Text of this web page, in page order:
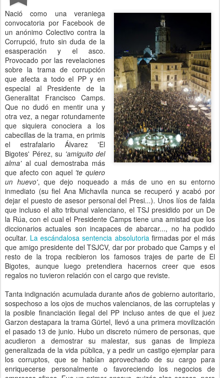
Nació como una veraniega
convocatoria por Facebook de
un anónimo Colectivo contra la
Corrupció, fruto sin duda de la
esasperación y el asco.
Provocado por las revelaciones
sobre la trama de corrupción
que afecta a todo el PP y en
especial al Presidente de la
Generalitat Francisco Camps.
Que no dudó en mentir una y
otra vez, a negar rotundamente
que siquiera conociera a los
cabecillas de la trama, en primis
el estrafalario Álvarez 'El
Bigotes' Pérez, su 'amiguito del
alma'al cual demostraba más
que afecto con aquel 'te quiero
un huevo', que dejo noqueado a más de uno en su entorno
inmediato (su fiel Ana Michavila nunca se recuperó y acabó por
dejar el puesto de asesor personal del Presi...). Unos líos de falda
que incluso el alto tribunal valenciano, el TSJ presidido por un De
la Rúa, con el cual el Presidente Camps tiene una amistad que los
diccionarios actuales son incapaces de abarcar..., no ha podido
ocultar. La escándalosa sentencia absolutoriafirmadas por el más
que amigo presidente del TSJCV, dar por probado que Camps y el
resto de la tropa recibieron los famosos trajes de parte de El
Bigotes, aunque luego pretendiera hacernos creer que esos
regalos no tuvieron relación con el cargo que reviste.
Tanta indignación acumulada durante años de gobierno autoritario,
sospechoso a los ojos de muchos valencianos, de las corruptelas y
la posible financiación ilegal del PP incluso antes de que el juez
Garzon destapara la trama Gürtel, llevó a una primera movilización
el pasado 13 de junio. Hubo un discreto número de personas, que
acudieron a demostrar su malestar, sus ganas de limpieza
generalizada de la vida pública, y a pedir un castigo ejemplar para
los corruptos, que se habían aprovechado de su cargo para
enriquecerse personalmente o favoreciendo los negocios de